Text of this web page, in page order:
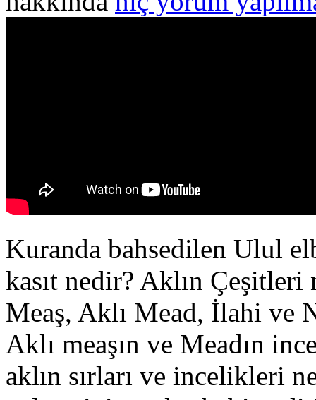
Kuranda bahsedilen Ulul
kasıt nedir? Aklın Çeşitleri
Meaş, Aklı Mead, İlahi ve
Aklı meaşın ve Meadın
aklın sırları ve incelikleri